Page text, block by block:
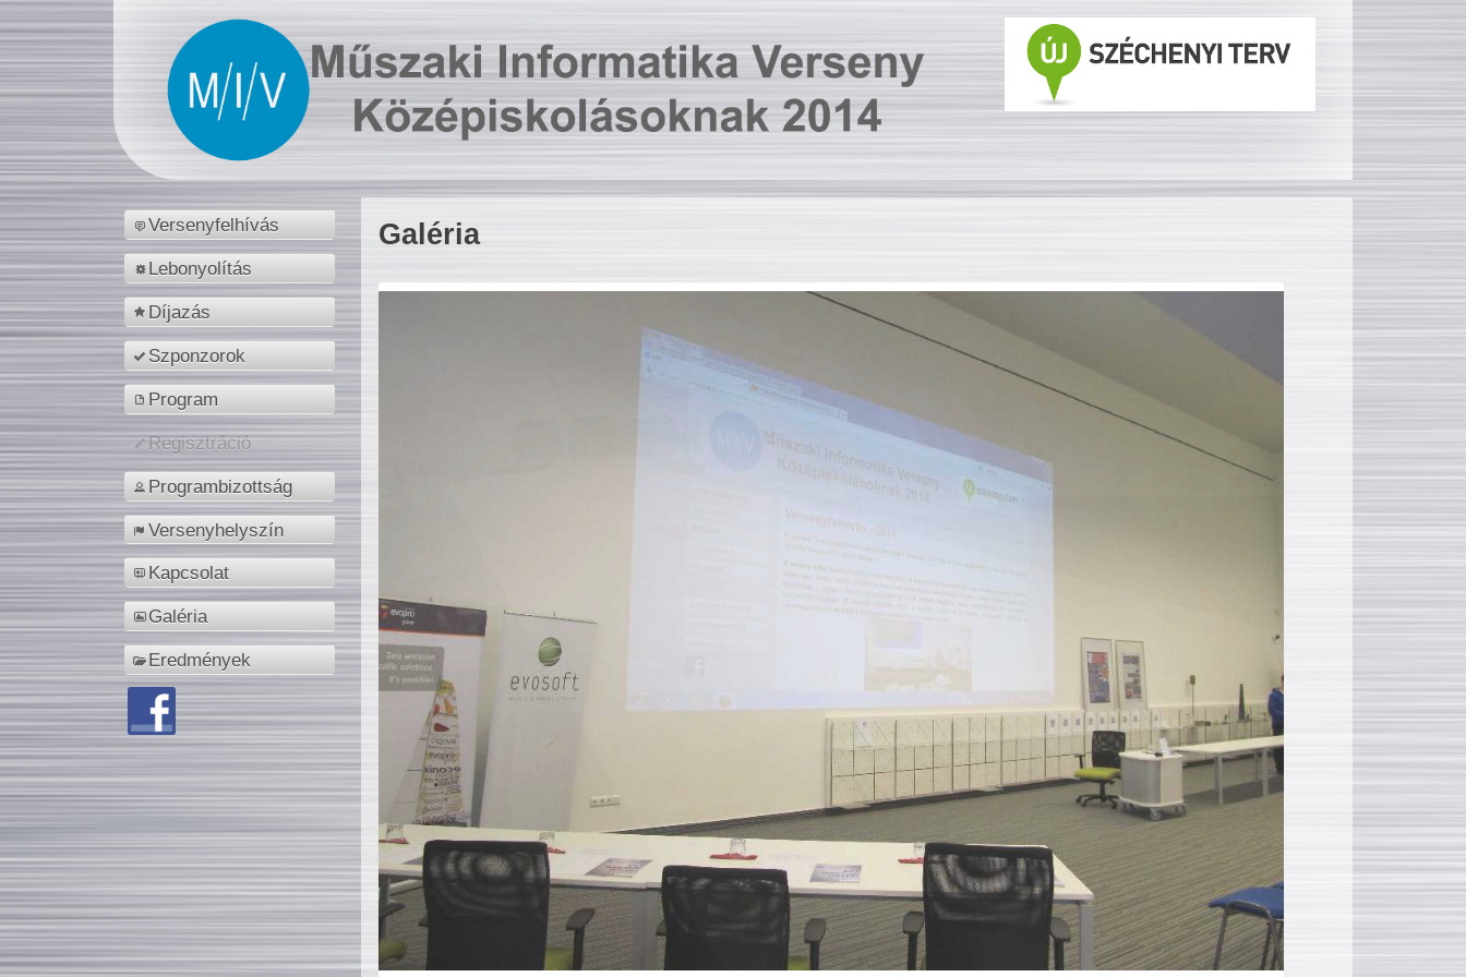
Versenyfelhívás
Lebonyolítás
Díjazás
Szponzorok
Program
Regisztráció
Programbizottság
Versenyhelyszín
Kapcsolat
Galéria
Eredmények
Galéria